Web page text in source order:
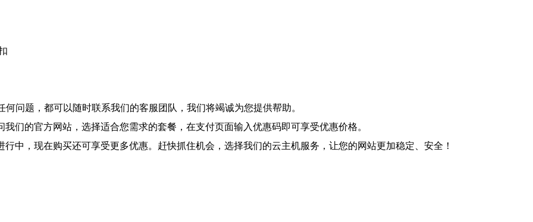
问题，都可以随时联系我们的客服团队，我们将竭诚为您提供帮助。
们的官方网站，选择适合您需求的套餐，在支付页面输入优惠码即可享受优惠价格。
中，现在购买还可享受更多优惠。赶快抓住机会，选择我们的云主机服务，让您的网站更加稳定、安全！